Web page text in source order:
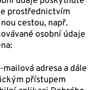
prostřednictvím
cestou, např.
osobní údaje
mailová adresa a dále
přístupem